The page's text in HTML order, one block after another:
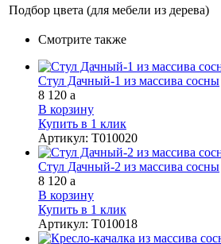
Подбор цвета (для мебели из дерева)
Смотрите также
Стул Дачный-1 из массива сосны
8 120 a
В корзину
Купить в 1 клик
Артикул: Т010020
Стул Дачный-2 из массива сосны
8 120 a
В корзину
Купить в 1 клик
Артикул: Т010018